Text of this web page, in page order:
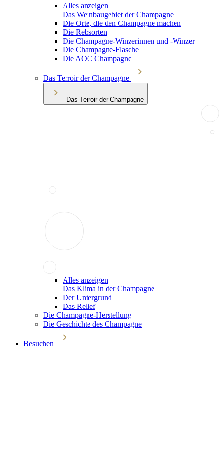
Alles anzeigen
Das Weinbaugebiet der Champagne
Die Orte, die den Champagne machen
Die Rebsorten
Die Champagne-Winzerinnen und -Winzer
Die Champagne-Flasche
Die AOC Champagne
Das Terroir der Champagne
Das Terroir der Champagne
Alles anzeigen
Das Klima in der Champagne
Der Untergrund
Das Relief
Die Champagne-Herstellung
Die Geschichte des Champagne
Besuchen